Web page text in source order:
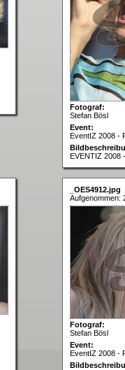
Fotograf:
Stefan Bösl
Event:
EventIZ 2008 -
EVENTIZ 2008
_OES4912.jpg
Aufgenommen:
Fotograf:
Stefan Bösl
Event:
EventIZ 2008 -